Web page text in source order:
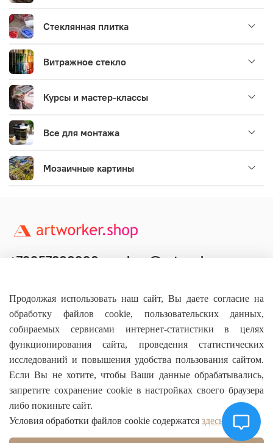
Стеклянная плитка
Витражное стекло
Курсы и мастер-классы
Все для монтажа
Мозаичные картины
Основное
О магазине
Информация
+79957800990 shop@artworker.pro
Продолжая использовать наш сайт, Вы даете согласие на
обработку файлов cookie, пользовательских данных,
собираемых сервисами интернет-статистики в целях
функционирования сайта, проведения статистических
исследований и повышения удобства пользования сайтом.
Если Вы не хотите, чтобы Ваши данные обрабатывались,
запретите сохранение cookie в настройках своего браузера
либо покиньте сайт.
Условия обработки файлов cookie содержатся здесь